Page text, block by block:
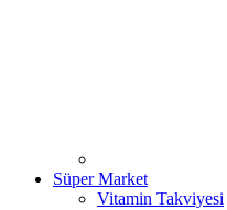
Süper Market
Vitamin Takviyesi